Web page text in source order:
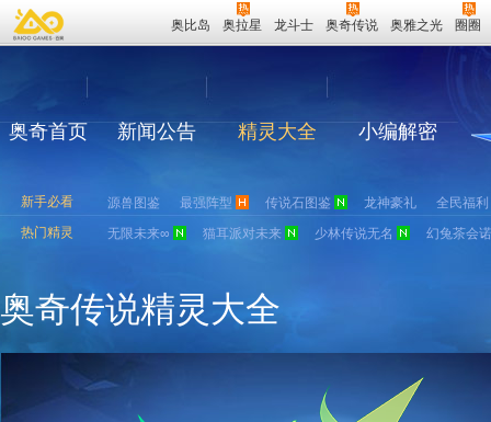
奥比岛 奥拉星 龙斗士 奥奇传说 奥雅之光 圈圈
奥奇首页 新闻公告 精灵大全 小编解密
新手必看 源兽图鉴 最强阵型 传说石图鉴 龙神豪礼
全民福利
热门精灵
无限未来∞ 猫耳派对未来 少林传说无名 幻兔茶会
奥奇传说精灵大全